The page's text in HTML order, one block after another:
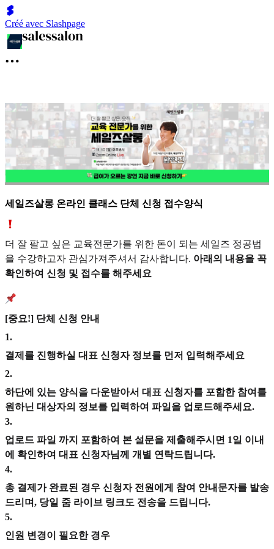
Créé avec Slashpage
세일즈살롱 온라인 클래스 단체 신청 접수양식
더 잘 팔고 싶은 교육전문가를 위한 돈이 되는 세일즈 정공법
을 수강하고자 관심가져주셔서 감사합니다. 아래의 내용을 꼭
확인하여 신청 및 접수를 해주세요
[중요!] 단체 신청 안내
1.
결제를 진행하실 대표 신청자 정보를 먼저 입력해주세요
2.
하단에 있는 양식을 다운받아서 대표 신청자를 포함한 참여를
원하닌 대상자의 정보를 입력하여 파일을 업로드해주세요.
3.
업로드 파일 까지 포함하여 본 설문을 제출해주시면 1일 이내
에 확인하여 대표 신청자님께 개별 연락드립니다.
4.
총 결제가 완료된 경우 신청자 전원에게 참여 안내문자를 발송
드리며, 당일 줌 라이브 링크도 전송을 드립니다.
5.
인원 변경이 필요한 경우